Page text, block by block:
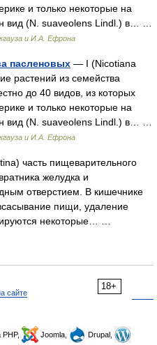
и только некоторые на
вид (N. suaveolens Lindl.) в… …
и И.А. Ефрона
пасленовых — I (Nicotiana
растений из семейства
до 40 видов, из которых
и только некоторые на
вид (N. suaveolens Lindl.) в… …
и И.А. Ефрона
часть пищеварительного
желудка и
отверстием. В кишечнике
пищи, удаление
некоторые… …
18+
сайте
PHP, Joomla,
Drupal,